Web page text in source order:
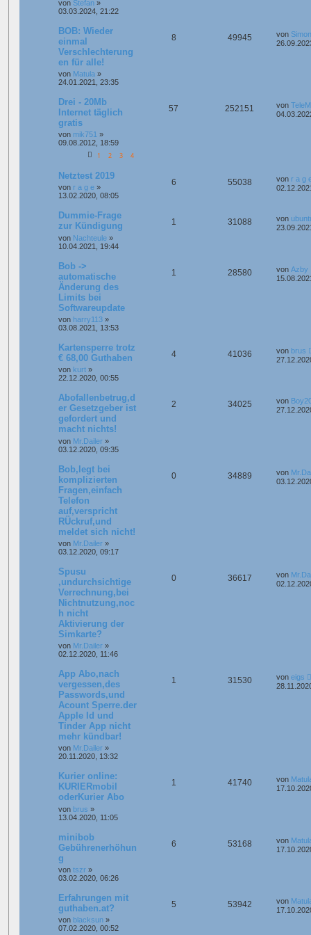
von Stefan »
03.03.2024, 21:22
BOB: Wieder
einmal
Verschlechterung
en für alle!
von Matula »
24.01.2021, 23:35
8 49945 von
Drei - 20Mb
Internet täglich
gratis
von mik751 »
09.08.2012, 18:59
1 2 3 4
57 252151 von
Netztest 2019
von r a g e »
13.02.2020, 08:05
6 55038 von r a g
Dummie-Frage
zur Kündigung
von Nachteule »
10.04.2021, 19:44
1 31088 von
Bob ->
automatische
Änderung des
Limits bei
Softwareupdate
von harry113 »
03.08.2021, 13:53
1 28580 von Azby
Kartensperre trotz
€ 68,00 Guthaben
von kurt »
22.12.2020, 00:55
4 41036 von brus
Abofallenbetrug,d
er Gesetzgeber ist
gefordert und
macht nichts!
von Mr.Dailer »
03.12.2020, 09:35
2 34025 von
Bob,legt bei
komplizierten
Fragen,einfach
Telefon
auf,verspricht
RÜckruf,und
meldet sich nicht!
von Mr.Dailer »
03.12.2020, 09:17
0 34889 von
Spusu
,undurchsichtige
Verrechnung,bei
Nichtnutzung,noc
h nicht
Aktivierung der
Simkarte?
von Mr.Dailer »
02.12.2020, 11:46
0 36617 von
App Abo,nach
vergessen,des
Passwords,und
Acount Sperre.der
Apple Id und
Tinder App nicht
mehr kündbar!
von Mr.Dailer »
20.11.2020, 13:32
1 31530 von eigs
Kurier online:
KURIERmobil
oderKurier Abo
von brus »
13.04.2020, 11:05
1 41740 von
minibob
Gebührenerhöhun
g
von tszr »
03.02.2020, 06:26
6 53168 von
Erfahrungen mit
guthaben.at?
von blacksun »
07.02.2020, 00:52
5 53942 von